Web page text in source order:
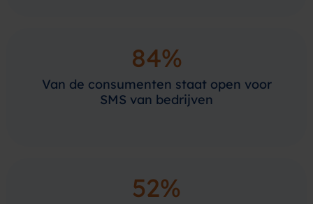
84%
Van de consumenten staat open voor
SMS van bedrijven
52%